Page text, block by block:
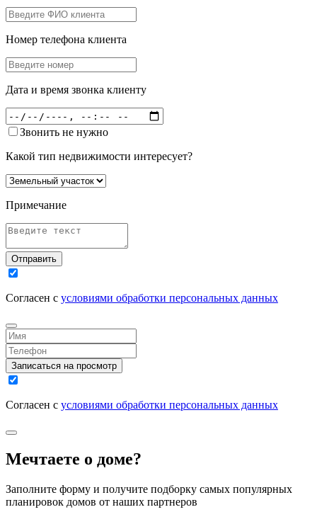
Номер телефона клиента
Дата и время звонка клиенту
Звонить не нужно
Какой тип недвижимости интересует?
Примечание
Отправить
Согласен с условиями обработки персональных данных
Записаться на просмотр
Согласен с условиями обработки персональных данных
Мечтаете о доме?
Заполните форму и получите подборку самых популярных
планировок домов от наших партнеров